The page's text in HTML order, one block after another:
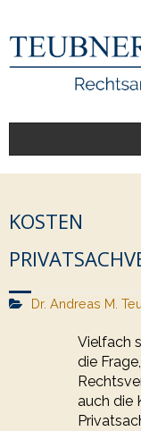
Start
Unsere
Über uns
KOSTEN
Dr. Andreas M.
Vielfach
die
auch die